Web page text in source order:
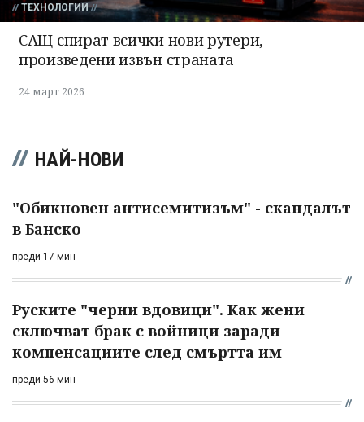
ТЕХНОЛОГИИ
САЩ спират всички нови рутери,
произведени извън страната
24 март 2026
НАЙ-НОВИ
"Обикновен антисемитизъм" - скандалът
в Банско
преди 17 мин
Руските "черни вдовици". Как жени
сключват брак с войници заради
компенсациите след смъртта им
преди 56 мин